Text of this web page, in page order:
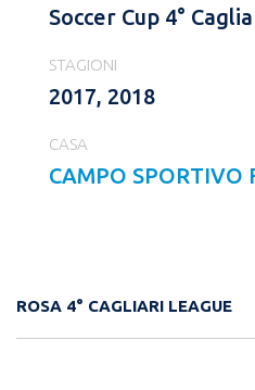
Soccer Cup 4°
STAGIONI
2017, 2018
CASA
CAMPO SPORTIVO
ROSA 4° CAGLIARI LEAGUE